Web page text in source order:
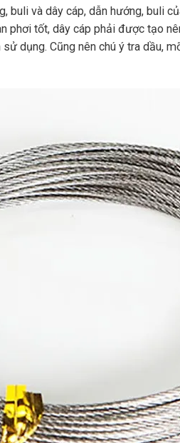
buli và dây cáp, dẫn hướng, buli
phơi tốt, dây cáp phải được tạo
dụng. Cũng nên chú ý tra dầu,